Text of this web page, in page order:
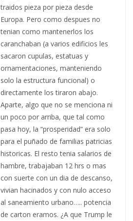
traidos pieza por pieza desde
Europa. Pero como despues no
tenian como mantenerlos los
caranchaban (a varios edificios les
sacaron cupulas, estatuas y
ornamentaciones, manteniendo
solo la estructura funcional) o
directamente los tiraron abajo.
Aparte, algo que no se menciona ni
un poco por arriba, que tal como
pasa hoy, la “prosperidad” era solo
para el puñado de familias patricias
historicas. El resto tenia salarios de
hambre, trabajaban 12 hrs o mas
con suerte con un dia de descanso,
vivian hacinados y con nulo acceso
al saneamiento urbano….. potencia
de carton eramos. ¿A que Trump le